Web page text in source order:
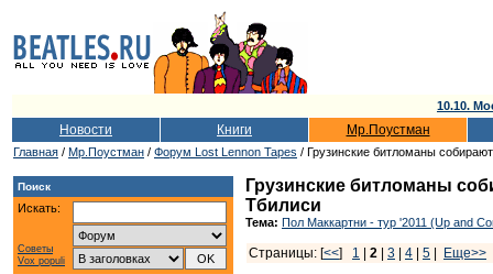
10.10.
Новости Книги Мр.Поустман
Главная / Мр.Поустман / Форум Lost Lennon Tapes / Грузинские битломаны
Поиск
Искать:
Советы
Vox populi
Грузинские битломаны
Тбилиси
Тема: Пол Маккартни - тур '2011 (Up and
Страницы: [<<] 1 2 3 4 5
Еще>>